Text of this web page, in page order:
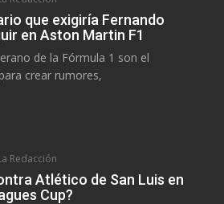
que exigiría Fernando
en Aston Martin F1
de la Fórmula 1 son el
crear rumores,
Redacción
Atlético de San Luis en
Cup?